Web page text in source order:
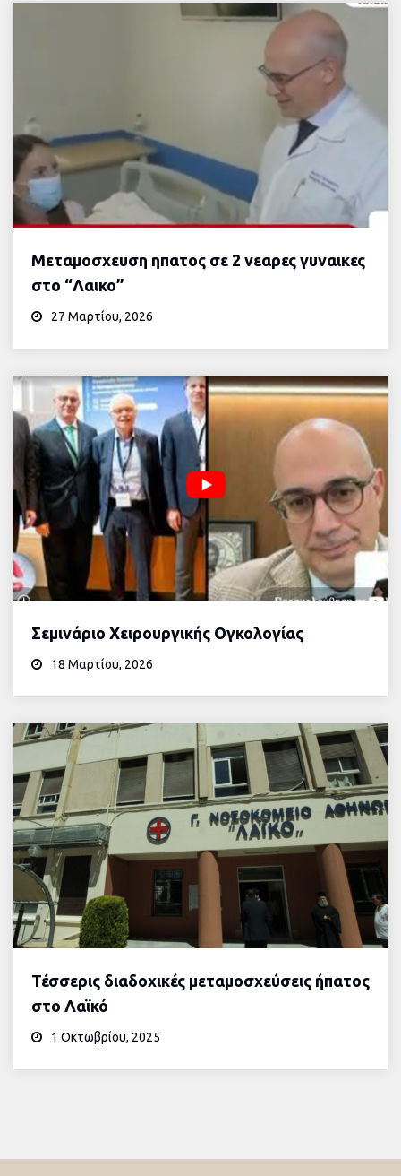
Μεταμοσχευση ηπατος σε 2 νεαρες γυναικες
στο “Λαικο”
27 Μαρτίου, 2026
Σεμινάριο Χειρουργικής Ογκολογίας
18 Μαρτίου, 2026
Τέσσερις διαδοχικές μεταμοσχεύσεις ήπατος
στο Λαϊκό
1 Οκτωβρίου, 2025